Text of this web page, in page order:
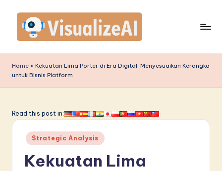
content
is
u
li
A
Home » Kekuatan Lima Porter di Era Digital: Menyesuaikan Kerangka
untuk Bisnis Platform
Read this post in:
Posted
in
Strategic Analysis
Kekuatan Lima